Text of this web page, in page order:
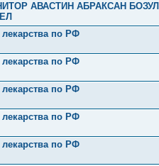
АВАСТИН АБРАКСАН
по РФ
по РФ
по РФ
по РФ
по РФ